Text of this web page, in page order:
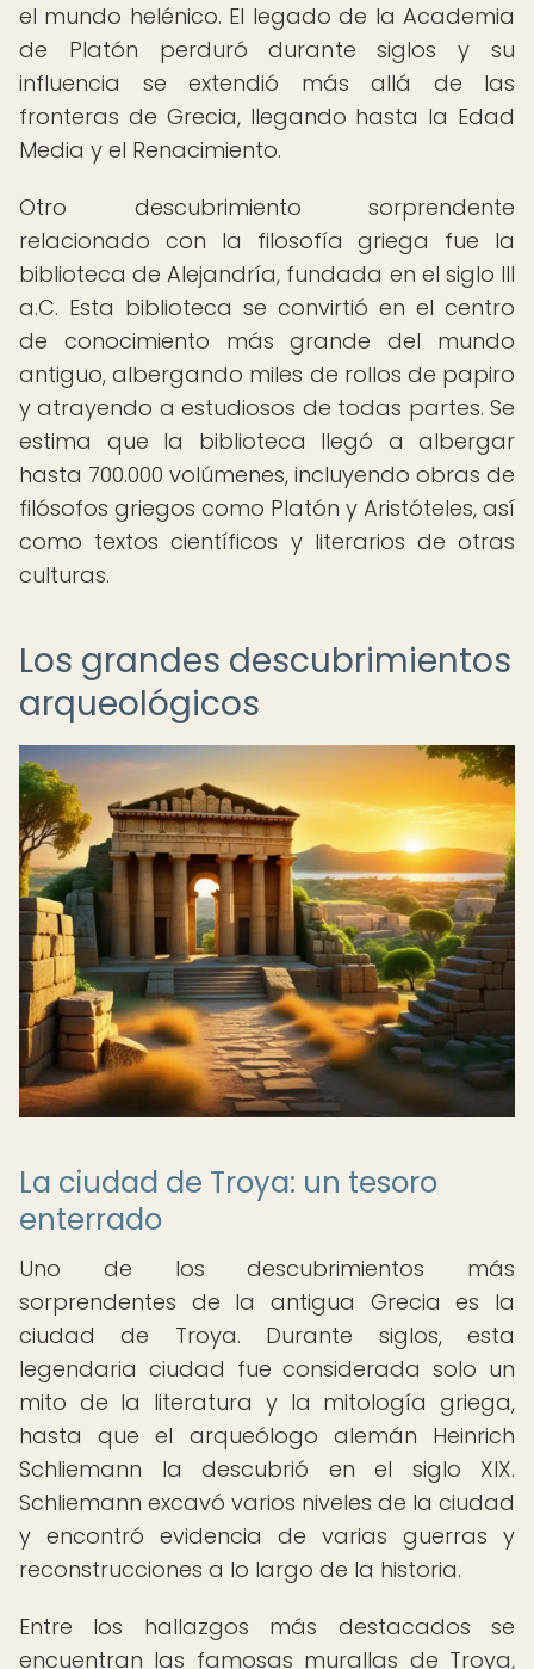
el mundo helénico. El legado de la Academia
de Platón perduró durante siglos y su
influencia se extendió más allá de las
fronteras de Grecia, llegando hasta la Edad
Media y el Renacimiento.
Otro descubrimiento sorprendente
relacionado con la filosofía griega fue la
biblioteca de Alejandría, fundada en el siglo III
a.C. Esta biblioteca se convirtió en el centro
de conocimiento más grande del mundo
antiguo, albergando miles de rollos de papiro
y atrayendo a estudiosos de todas partes. Se
estima que la biblioteca llegó a albergar
hasta 700.000 volúmenes, incluyendo obras de
filósofos griegos como Platón y Aristóteles, así
como textos científicos y literarios de otras
culturas.
Los grandes descubrimientos
arqueológicos
La ciudad de Troya: un tesoro
enterrado
Uno de los descubrimientos más
sorprendentes de la antigua Grecia es la
ciudad de Troya. Durante siglos, esta
legendaria ciudad fue considerada solo un
mito de la literatura y la mitología griega,
hasta que el arqueólogo alemán Heinrich
Schliemann la descubrió en el siglo XIX.
Schliemann excavó varios niveles de la ciudad
y encontró evidencia de varias guerras y
reconstrucciones a lo largo de la historia.
Entre los hallazgos más destacados se
encuentran las famosas murallas de Troya,